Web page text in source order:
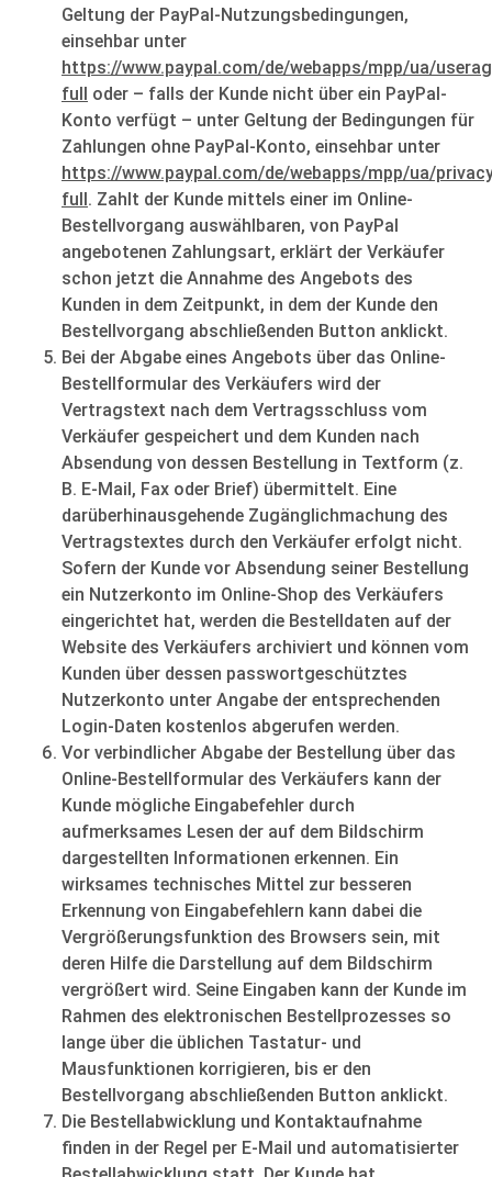
Geltung der PayPal-Nutzungsbedingungen,
einsehbar unter
https://www.paypal.com/de/webapps/mpp/ua/
full oder – falls der Kunde nicht über ein PayPal-
Konto verfügt – unter Geltung der Bedingungen für
Zahlungen ohne PayPal-Konto, einsehbar unter
https://www.paypal.com/de/webapps/mpp/ua/
full. Zahlt der Kunde mittels einer im Online-
Bestellvorgang auswählbaren, von PayPal
angebotenen Zahlungsart, erklärt der Verkäufer
schon jetzt die Annahme des Angebots des
Kunden in dem Zeitpunkt, in dem der Kunde den
Bestellvorgang abschließenden Button anklickt.
Bei der Abgabe eines Angebots über das Online-
Bestellformular des Verkäufers wird der
Vertragstext nach dem Vertragsschluss vom
Verkäufer gespeichert und dem Kunden nach
Absendung von dessen Bestellung in Textform (z.
B. E-Mail, Fax oder Brief) übermittelt. Eine
darüberhinausgehende Zugänglichmachung des
Vertragstextes durch den Verkäufer erfolgt nicht.
Sofern der Kunde vor Absendung seiner Bestellung
ein Nutzerkonto im Online-Shop des Verkäufers
eingerichtet hat, werden die Bestelldaten auf der
Website des Verkäufers archiviert und können vom
Kunden über dessen passwortgeschütztes
Nutzerkonto unter Angabe der entsprechenden
Login-Daten kostenlos abgerufen werden.
Vor verbindlicher Abgabe der Bestellung über das
Online-Bestellformular des Verkäufers kann der
Kunde mögliche Eingabefehler durch
aufmerksames Lesen der auf dem Bildschirm
dargestellten Informationen erkennen. Ein
wirksames technisches Mittel zur besseren
Erkennung von Eingabefehlern kann dabei die
Vergrößerungsfunktion des Browsers sein, mit
deren Hilfe die Darstellung auf dem Bildschirm
vergrößert wird. Seine Eingaben kann der Kunde im
Rahmen des elektronischen Bestellprozesses so
lange über die üblichen Tastatur- und
Mausfunktionen korrigieren, bis er den
Bestellvorgang abschließenden Button anklickt.
Die Bestellabwicklung und Kontaktaufnahme
finden in der Regel per E-Mail und automatisierter